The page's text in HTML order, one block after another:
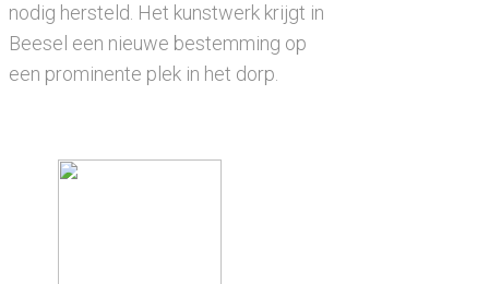
nodig hersteld. Het kunstwerk krijgt in
Beesel een nieuwe bestemming op
een prominente plek in het dorp.